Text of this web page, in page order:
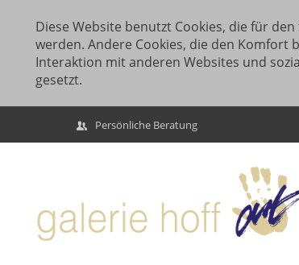
Diese Website benutzt Cookies, die für
werden. Andere Cookies, die den
Interaktion mit anderen Websites und
gesetzt.
Persönliche Beratung